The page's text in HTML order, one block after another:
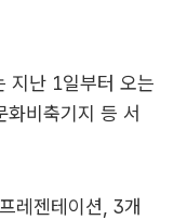
지난 1일부터 오는
비축기지 등 서
레젠테이션, 3개